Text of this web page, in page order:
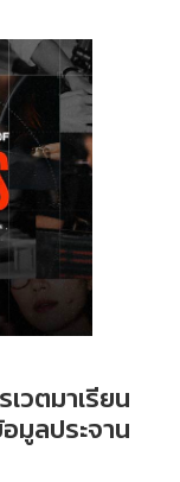
วตมาเรียน
มูลประจาน